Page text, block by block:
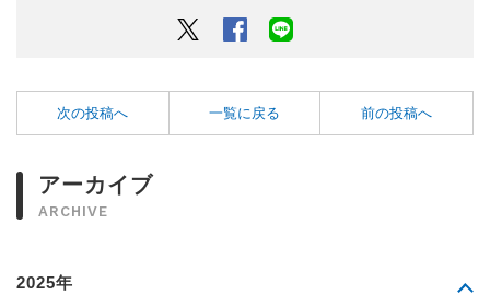
Twitter Facebook
次の投稿へ 一覧に戻る 前の投稿へ
アーカイブ
ARCHIVE
2025年